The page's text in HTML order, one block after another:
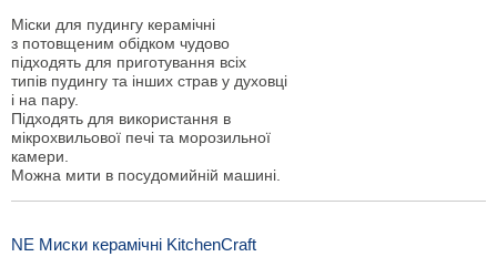
Міски для пудингу керамічні
з потовщеним обідком чудово
підходять для приготування всіх
типів пудингу та інших страв у духовці
і на пару.
Підходять для використання в
мікрохвильової печі та морозильної
камери.
Можна мити в посудомийній машині.
NE Миски керамічні KitchenCraft